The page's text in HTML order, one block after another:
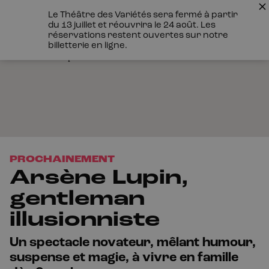
PROCHAINEMENT
Arsène Lupin,
gentleman
illusionniste
Un spectacle novateur, mêlant humour,
suspense et magie, à vivre en famille
Le Théâtre des Variétés sera fermé à partir
du 13 juillet et réouvrira le 24 août. Les
réservations restent ouvertes sur notre
billetterie en ligne.